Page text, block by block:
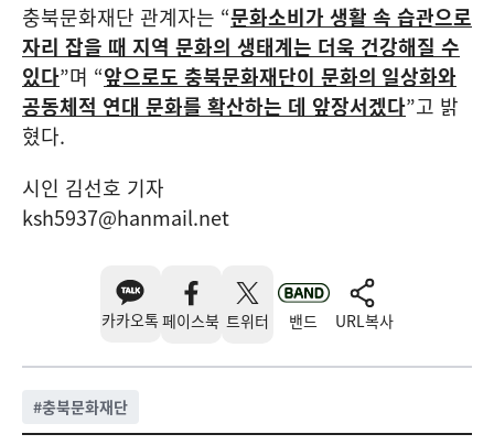
충북문화재단 관계자는 “문화소비가 생활 속 습관으로
자리 잡을 때 지역 문화의 생태계는 더욱 건강해질 수
있다”며 “앞으로도 충북문화재단이 문화의 일상화와
공동체적 연대 문화를 확산하는 데 앞장서겠다”고 밝
혔다.
시인 김선호 기자
ksh5937@hanmail.net
카카오톡 페이스북 트위터 밴드 URL복사
#충북문화재단